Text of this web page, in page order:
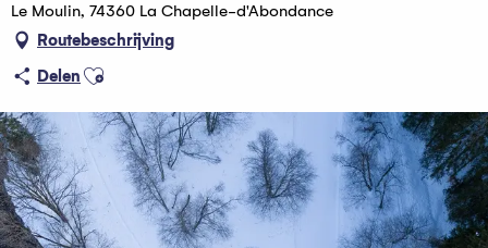
Le Moulin, 74360 La Chapelle-d'Abondance
Routebeschrijving
Delen Ajouter aux favoris